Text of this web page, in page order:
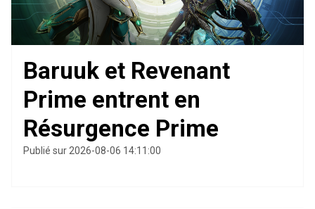
Baruuk et Revenant
Prime entrent en
Résurgence Prime
Publié sur 2026-08-06 14:11:00